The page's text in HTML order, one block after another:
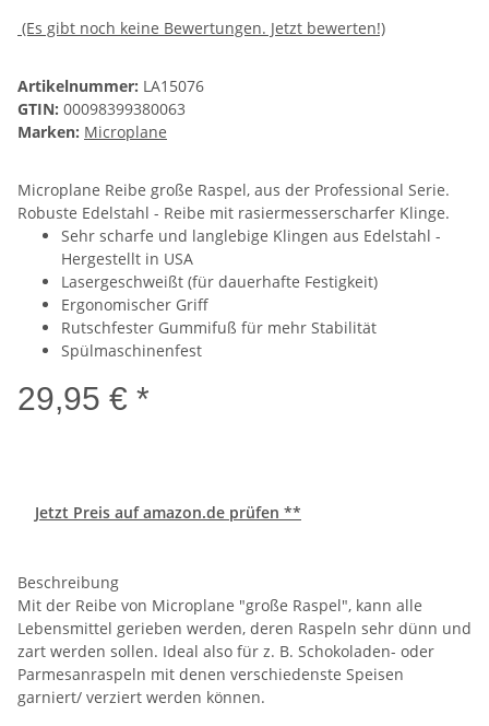
(Es gibt noch keine Bewertungen. Jetzt bewerten!)
Artikelnummer: LA15076
GTIN: 00098399380063
Marken: Microplane
Microplane Reibe große Raspel, aus der Professional Serie.
Robuste Edelstahl - Reibe mit rasiermesserscharfer Klinge.
Sehr scharfe und langlebige Klingen aus Edelstahl -
Hergestellt in USA
Lasergeschweißt (für dauerhafte Festigkeit)
Ergonomischer Griff
Rutschfester Gummifuß für mehr Stabilität
Spülmaschinenfest
29,95 € *
Jetzt Preis auf amazon.de prüfen **
Beschreibung
Mit der Reibe von Microplane "große Raspel", kann alle
Lebensmittel gerieben werden, deren Raspeln sehr dünn und
zart werden sollen. Ideal also für z. B. Schokoladen- oder
Parmesanraspeln mit denen verschiedenste Speisen
garniert/ verziert werden können.